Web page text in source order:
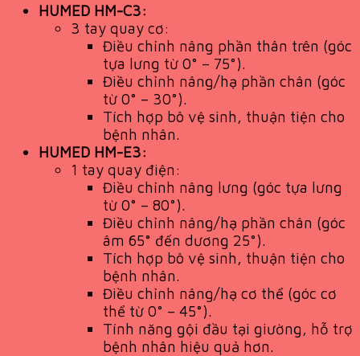
HUMED HM-C3:
3 tay quay cơ:
Điều chỉnh nâng phần thân trên (góc
tựa lưng từ 0° – 75°).
Điều chỉnh nâng/hạ phần chân (góc
từ 0° – 30°).
Tích hợp bô vệ sinh, thuận tiện cho
bệnh nhân.
HUMED HM-E3:
1 tay quay điện:
Điều chỉnh nâng lưng (góc tựa lưng
từ 0° – 80°).
Điều chỉnh nâng/hạ phần chân (góc
âm 65° đến dương 25°).
Tích hợp bô vệ sinh, thuận tiện cho
bệnh nhân.
Điều chỉnh nâng/hạ cơ thể (góc cơ
thể từ 0° – 45°).
Tính năng gội đầu tại giường, hỗ trợ
bệnh nhân hiệu quả hơn.